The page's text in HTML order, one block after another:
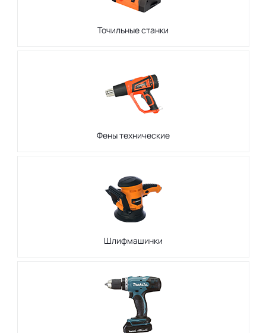
Точильные станки
Фены технические
Шлифмашинки